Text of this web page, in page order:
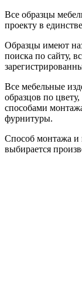
Все образцы
проекту в
Образцы имеют
поиска по сайту,
Все мебельные
образцов по
способами
фурнитуры.
Способ монтажа и
выбирается